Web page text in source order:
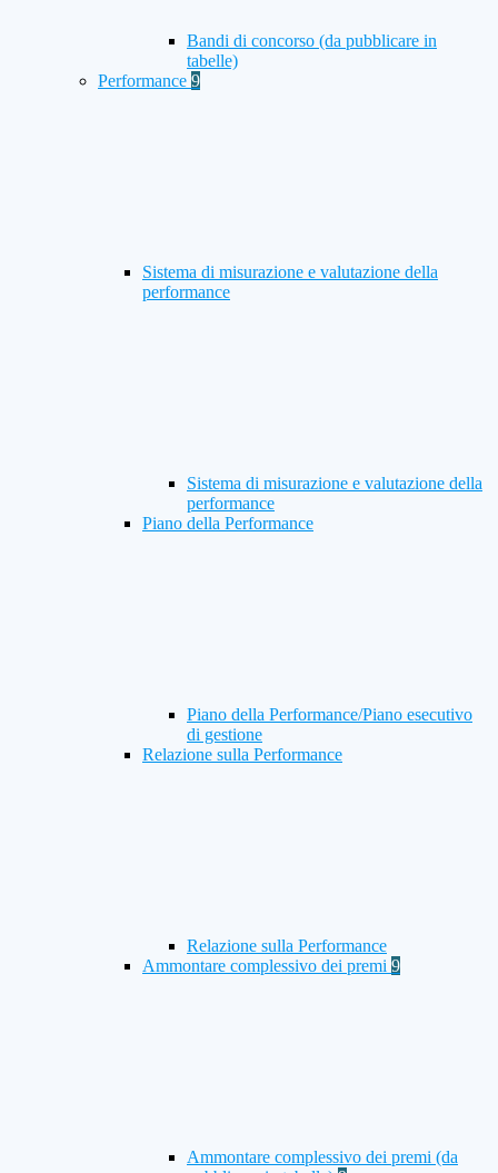
Bandi di concorso (da pubblicare in
tabelle)
Performance 9
Sistema di misurazione e valutazione della
performance
Sistema di misurazione e valutazione della
performance
Piano della Performance
Piano della Performance/Piano esecutivo
di gestione
Relazione sulla Performance
Relazione sulla Performance
Ammontare complessivo dei premi 9
Ammontare complessivo dei premi (da